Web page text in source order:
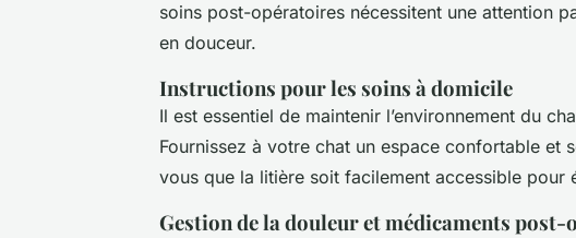
soins post-opératoires nécessitent une attention
en douceur.
Instructions pour les soins à domicile
Il est essentiel de maintenir l’environnement du
Fournissez à votre chat un espace confortable et
vous que la litière soit facilement accessible pour
Gestion de la douleur et médicaments